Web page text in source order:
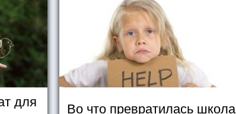
для
Во что превратилась школа